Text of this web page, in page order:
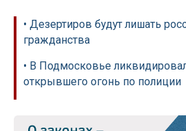
• Дезертиров будут лишать
гражданства
• В Подмосковье
открывшего огонь по полиции